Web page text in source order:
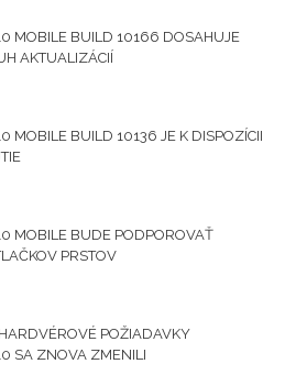
MOBILE BUILD 10166 DOSAHUJE
AKTUALIZÁCIÍ
MOBILE BUILD 10136 JE K DISPOZÍCII
MOBILE BUDE PODPOROVAŤ
PRSTOV
​​POŽIADAVKY
SA ZNOVA ZMENILI